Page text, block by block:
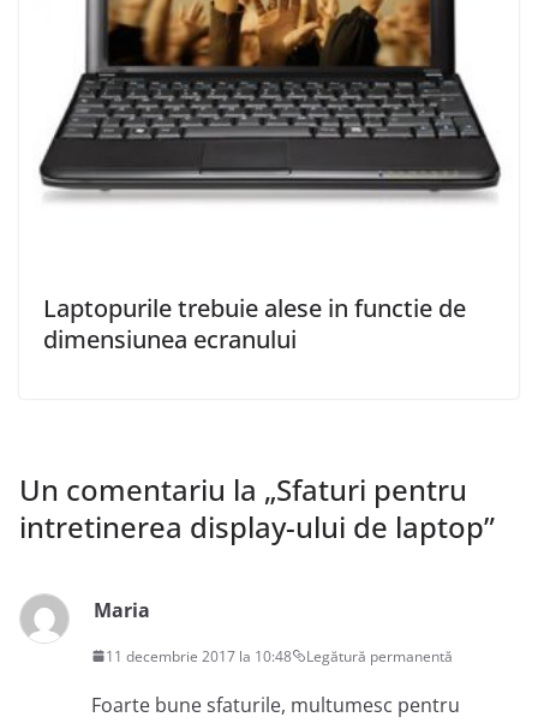
Laptopurile trebuie alese in functie de
dimensiunea ecranului
Un comentariu la „Sfaturi pentru
intretinerea display-ului de laptop”
Maria
11 decembrie 2017 la 10:48 Legătură permanentă
Foarte bune sfaturile, multumesc pentru